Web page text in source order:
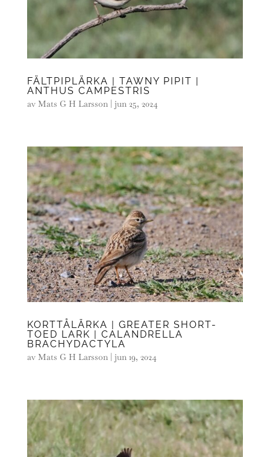
FÄLTPIPLÄRKA | TAWNY PIPIT |
ANTHUS CAMPESTRIS
av Mats G H Larsson | jun 25, 2024
KORTTÅLÄRKA | GREATER SHORT-
TOED LARK | CALANDRELLA
BRACHYDACTYLA
av Mats G H Larsson| jun 19, 2024